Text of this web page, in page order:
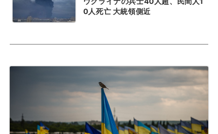
0人死亡 大統領側近